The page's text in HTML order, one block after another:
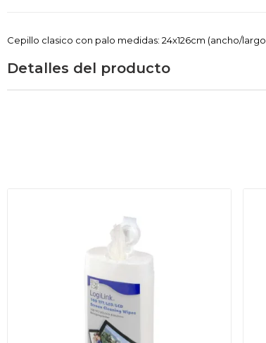
Cepillo clasico con palo medidas: 24x126cm (ancho/
Detalles del producto